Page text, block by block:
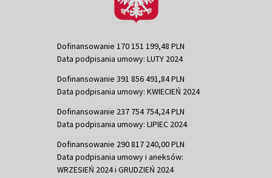
Dofinansowanie 170 151 199,48 PLN
Data podpisania umowy: LUTY 2024
Dofinansowanie 391 856 491,84 PLN
Data podpisania umowy: KWIECIEŃ 2024
Dofinansowanie 237 754 754,24 PLN
Data podpisania umowy: LIPIEC 2024
Dofinansowanie 290 817 240,00 PLN
Data podpisania umowy i aneksów:
WRZESIEŃ 2024 i GRUDZIEŃ 2024